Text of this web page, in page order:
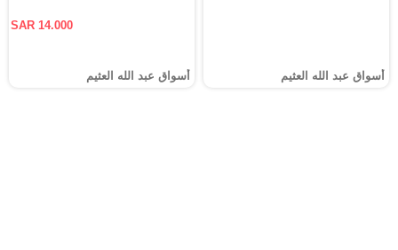
أسواق عبد الله العثيم
SAR 14.000
أسواق عبد الله العثيم